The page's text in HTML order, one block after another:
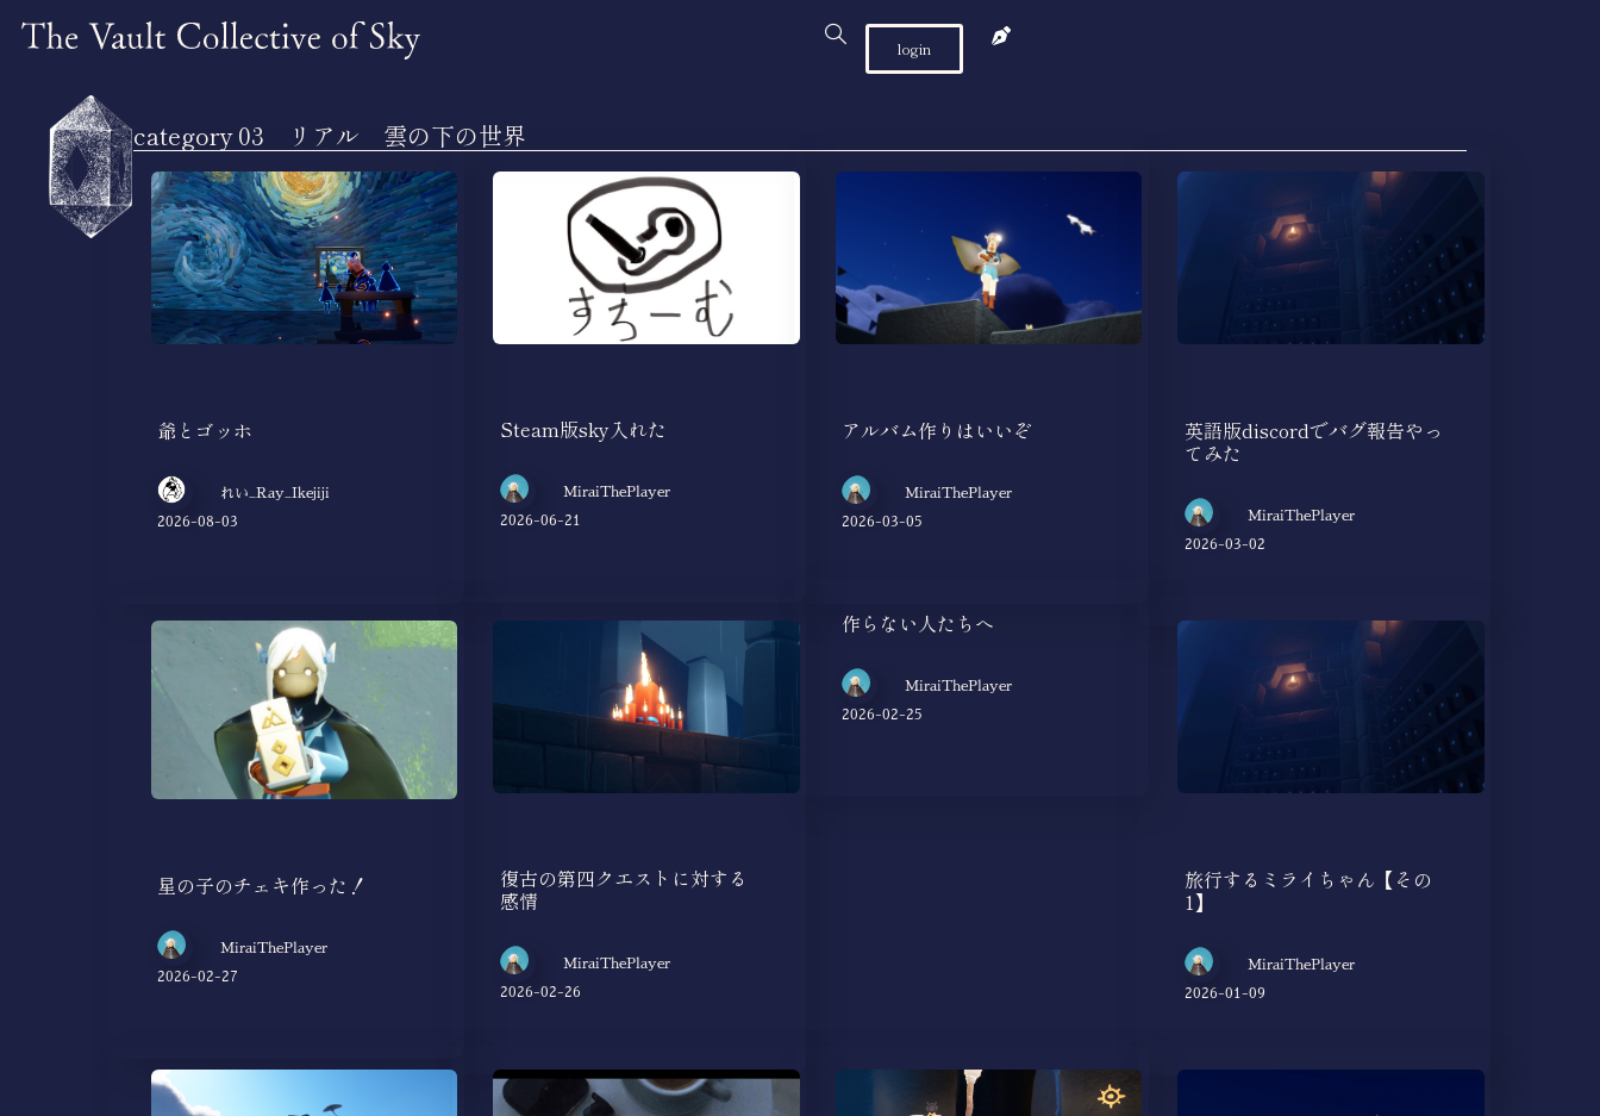
login
category 03 リアル 雲の下の世界
爺とゴッホ
れい_Ray_Ikejiji
2026-08-03
Steam版sky入れた
MiraiThePlayer
2026-06-21
アルバム作りはいいぞ
MiraiThePlayer
2026-03-05
英語版discordでバグ報告やっ
てみた
MiraiThePlayer
2026-03-02
星の子のチェキ作った！
MiraiThePlayer
2026-02-27
復古の第四クエストに対する
感情
MiraiThePlayer
2026-02-26
作らない人たちへ
MiraiThePlayer
2026-02-25
旅行するミライちゃん【その
1】
MiraiThePlayer
2026-01-09